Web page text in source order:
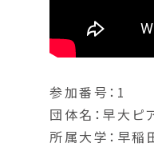
参加番号：1
団体名：早大ピ
所属大学：早稲